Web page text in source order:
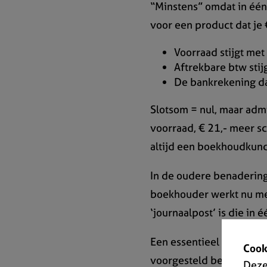
“Minstens” omdat in
voor een product dat je
Voorraad stijgt
Aftrekbare btw
De bankrekening
Slotsom = nul, maar
voorraad, € 21,- meer
altijd een
In de oudere
boekhouder werkt nu
‘journaalpost’ is die in
Een essentieel
voorgesteld betekent